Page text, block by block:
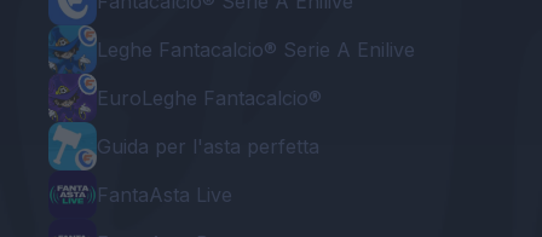
Leghe Fantacalcio® Serie A Enilive
EuroLeghe Fantacalcio®
Guida per l'asta perfetta
FantaAsta Live